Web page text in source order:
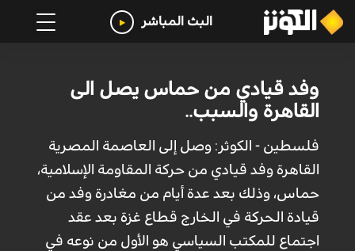
البث المباشر
وفد قيادي من حماس يصل الى
القاهرة والسبب..
فلسطين - الكوثر: وصل إلى العاصمة المصرية
القاهرة وفد قيادي من حركة المقاومة الإسلامية،
حماس، وذلك بعد عدة أيام من مغادرة وفد من
قيادة الحركة في الخارج قطاع غزة بعد عقد
اجتماع للمكتب السياسي هو الأول من نوعه في